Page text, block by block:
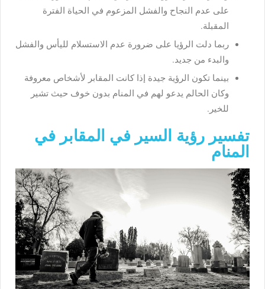
على عدم النجاح والفشل المزعوم في الحياة الفترة
المقبلة.
ربما دلت الرؤيا على ضرورة عدم الاستسلام لليأس والفشل
والبدء من جديد.
بينما تكون الرؤية جيدة إذا كانت المقابر لأشخاص معروفة
وكان الحالم يدعو لهم في المنام بدون خوف حيث تشير
للخير.
تفسير رؤية السير في المقابر في
المنام